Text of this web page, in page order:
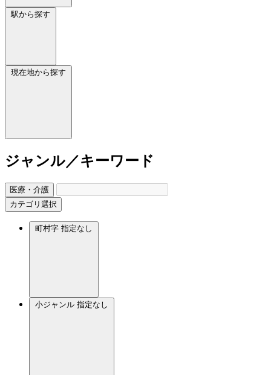
駅から探す
現在地から探す
ジャンル／キーワード
医療・介護
カテゴリ選択
町村字 指定なし
小ジャンル 指定なし